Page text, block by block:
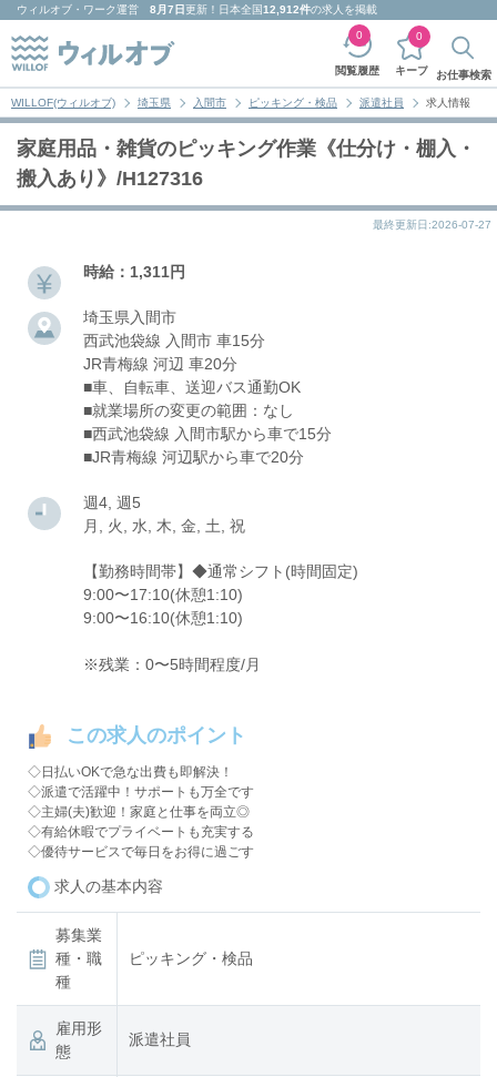
ウィルオブ・ワーク運営 8月7日更新！日本全国12,912件の求人を掲載
閲覧履歴
0
キープ
0
お仕事検索
WILLOF(ウィルオブ) 埼玉県 入間市 ピッキング・検品 派遣社員 求人情報
家庭用品・雑貨のピッキング作業《仕分け・棚入・
搬入あり》/H127316
最終更新日:2026-07-27
時給：1,311円
埼玉県入間市
西武池袋線 入間市 車15分
JR青梅線 河辺 車20分
■車、自転車、送迎バス通勤OK
■就業場所の変更の範囲：なし
■西武池袋線 入間市駅から車で15分
■JR青梅線 河辺駅から車で20分
週4, 週5
月, 火, 水, 木, 金, 土, 祝
【勤務時間帯】◆通常シフト(時間固定)
9:00〜17:10(休憩1:10)
9:00〜16:10(休憩1:10)
※残業：0〜5時間程度/月
この求人のポイント
◇日払いOKで急な出費も即解決！
◇派遣で活躍中！サポートも万全です
◇主婦(夫)歓迎！家庭と仕事を両立◎
◇有給休暇でプライベートも充実する
◇優待サービスで毎日をお得に過ごす
求人の基本内容
募集業
種・職
種
ピッキング・検品
雇用形
態
派遣社員